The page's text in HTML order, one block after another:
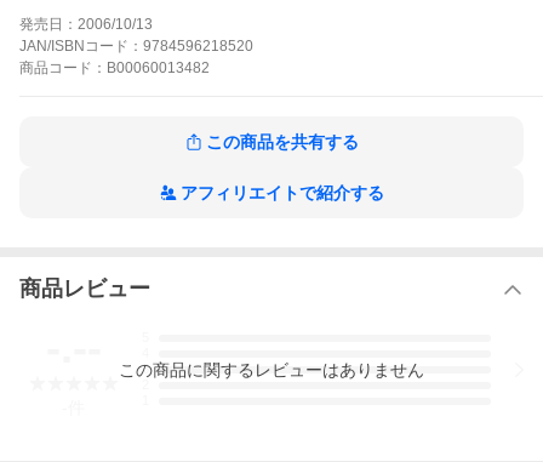
ックスに会いに行こう。キムは昔、なにかにつけ彼を頼り、慰め
てもらっていた。きっとまた昔のように、傷ついた心を癒しても
らえるだろう。しかし、久々にジャックスに会ったキムの心は激
発売日： 2006/10/13
JAN/ISBNコード： 9784596218520
商品 コード： B00060013482
この商品を共有する
アフィリエイトで紹介する
商品レビュー
3
この商品に関するレビューはありません